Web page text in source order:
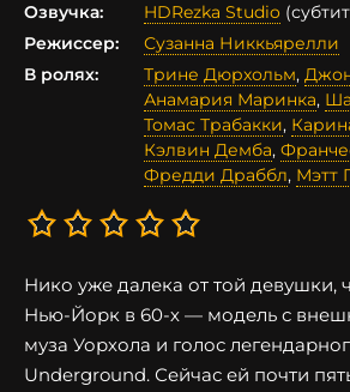
Озвучка:
HDRezka Studio
Режиссер:
Сузанна Никкьярелли
В ролях:
Трине Дюрхольм,
Анамария Маринка,
Томас Трабакки,
Кэлвин Демба,
Фредди Драббл, Мэтт
Нико уже далека от той девушки,
Нью-Йорк в 60-х — модель с
муза Уорхола и голос
Underground. Сейчас ей почти